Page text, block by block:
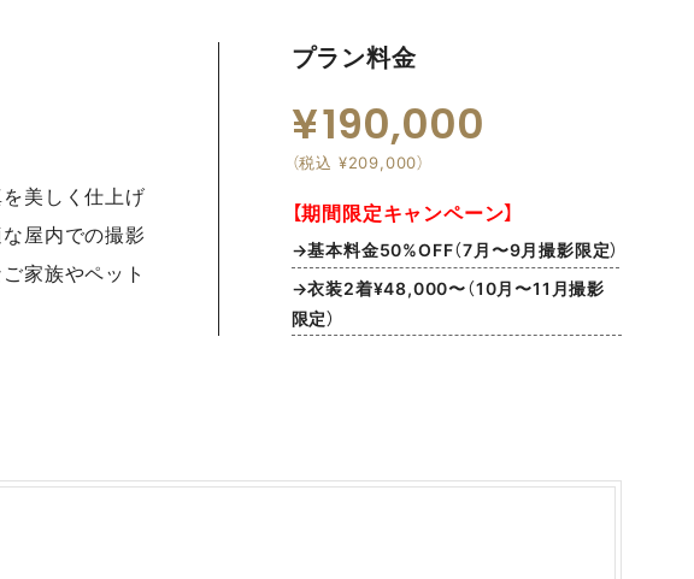
美しく仕上げ
屋内での撮影
家族やペット
プラン料金
190,000
（税込 ¥209,000）
【期間限定キャンペーン】
→基本料金50%OFF（7月〜9月撮影限定）
→衣装2着¥48,000〜（10月〜11月撮影
限定）